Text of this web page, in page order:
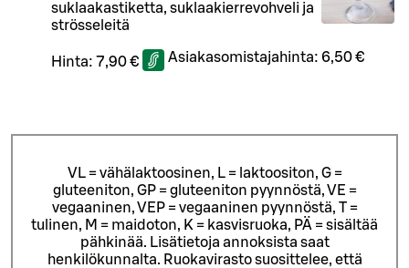
suklaakastiketta, suklaakierrevohveli ja
strösseleitä
Hinta: 7,90 € Asiakasomistajahinta: 6,50 €
VL = vähälaktoosinen, L = laktoositon, G =
gluteeniton, GP = gluteeniton pyynnöstä, VE =
vegaaninen, VEP = vegaaninen pyynnöstä, T =
tulinen, M = maidoton, K = kasvisruoka, PÄ = sisältää
pähkinää. Lisätietoja annoksista saat
henkilökunnalta. Ruokavirasto suosittelee, että